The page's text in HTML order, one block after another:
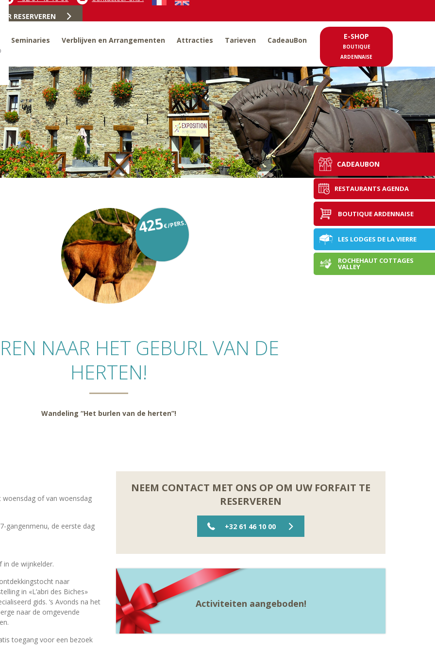
RESERVEREN
Seminaries Verblijven en Arrangementen Attracties Tarieven CadeauBon E-SHOP
BOUTIQUE
ARDENNAISE
CADEAUBON
RESTAURANTS AGENDA
BOUTIQUE ARDENNAISE
LES LODGES DE LA VIERRE
DOMAINE DE WAILLIMONT
ROCHEHAUT COTTAGES
VALLEY
425€/PERS.
NAAR HET GEBURL VAN DE
HERTEN!
Wandeling “Het burlen van de herten”!
of van woensdag
gangenmenu, de eerste dag
in de wijnkelder.
naar
in «L’abri des Biches»
gids. ‘s Avonds na het
naar de omgevende
toegang voor een bezoek
NEEM CONTACT MET ONS OP OM UW FORFAIT TE
RESERVEREN
+32 61 46 10 00
Activiteiten aangeboden!